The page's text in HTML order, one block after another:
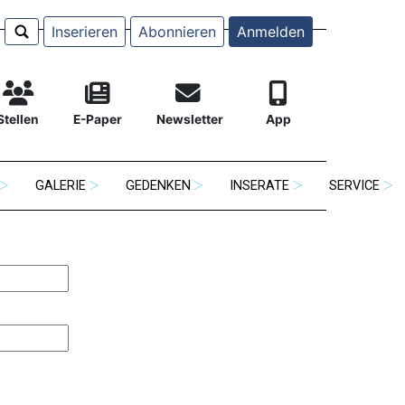
Inserieren Abonnieren Anmelden
E-Paper Newsletter App
GALERIE GEDENKEN INSERATE SERVICE